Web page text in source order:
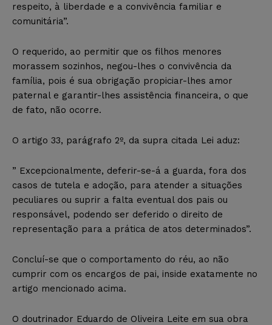
respeito, à liberdade e a convivência familiar e
comunitária”.
O requerido, ao permitir que os filhos menores
morassem sozinhos, negou-lhes o convivência da
família, pois é sua obrigação propiciar-lhes amor
paternal e garantir-lhes assistência financeira, o que
de fato, não ocorre.
O artigo 33, parágrafo 2º, da supra citada Lei aduz:
” Excepcionalmente, deferir-se-á a guarda, fora dos
casos de tutela e adoção, para atender a situações
peculiares ou suprir a falta eventual dos pais ou
responsável, podendo ser deferido o direito de
representação para a prática de atos determinados”.
Concluí-se que o comportamento do réu, ao não
cumprir com os encargos de pai, inside exatamente no
artigo mencionado acima.
O doutrinador Eduardo de Oliveira Leite em sua obra